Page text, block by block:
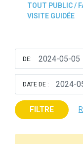
TOUT PUBLIC /
VISITE GUIDÉE
DE:
DATE DE :
FILTRE